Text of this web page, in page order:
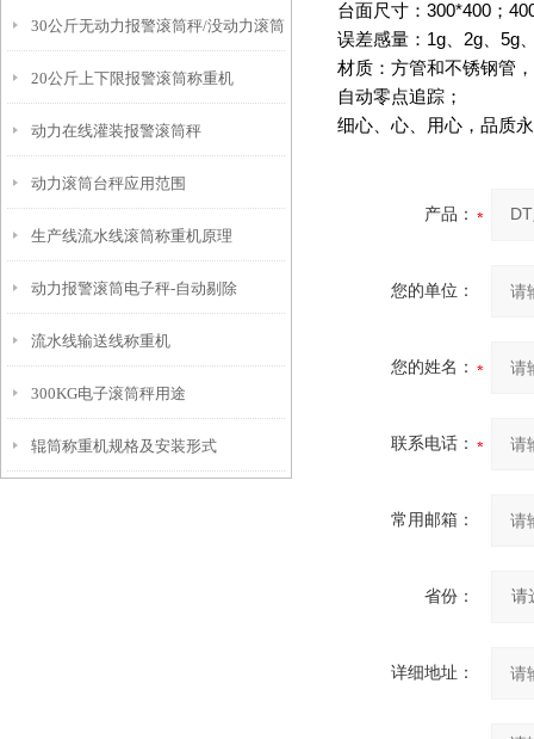
用原理
30公斤无动力报警滚筒秤/没动力滚筒
称
20公斤上下限报警滚筒称重机
动力在线灌装报警滚筒秤
动力滚筒台秤应用范围
生产线流水线滚筒称重机原理
动力报警滚筒电子秤-自动剔除
流水线输送线称重机
300KG电子滚筒秤用途
辊筒称重机规格及安装形式
台面尺寸： 300*400 ；
误差感量： 1g 2g 5g
材质：方管和不锈钢管
自动零点追踪；
细心、心、用心，品质
产品：
您的单位：
您的姓名：
联系电话：
常用邮箱：
省份：
详细地址：